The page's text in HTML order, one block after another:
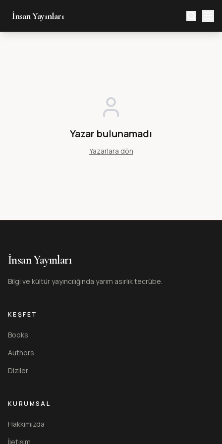
İnsan Yayınları
Yazar bulunamadı
Yazarlara dön
İnsan Yayınları
Bilgi ve kültür yayıncılığında yarım asırlık tecrübe.
KEŞFET
Books
Authors
Diziler
KURUMSAL
Hakkımızda
İletişim